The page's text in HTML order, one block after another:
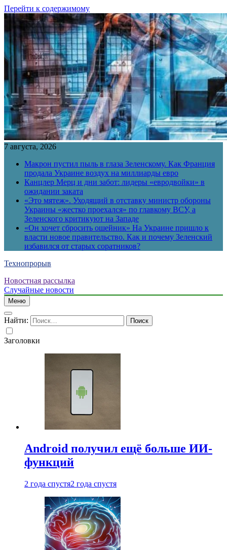
Перейти к содержимому
7 августа, 2026
Макрон пустил пыль в глаза Зеленскому. Как Франция
продала Украине воздух на миллиарды евро
Канцлер Мерц и дни забот: лидеры «евродвойки» в
ожидании заката
«Это мятеж». Уходящий в отставку министр обороны
Украины «жестко проехался» по главкому ВСУ, а
Зеленского критикуют на Западе
«Он хочет сбросить ошейник» На Украине пришло к
власти новое правительство. Как и почему Зеленский
избавился от старых соратников?
Технопрорыв
Новостная рассылка
Случайные новости
Меню
Найти:
Заголовки
Android получил ещё больше ИИ-
функций
2 года спустя2 года спустя